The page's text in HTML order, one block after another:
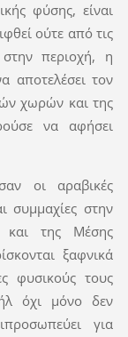
φύσης, είναι
ούτε από τις
περιοχή, η
αποτελέσει τον
χωρών και της
να αφήσει
οι αραβικές
συμμαχίες στην
και της Μέσης
ξαφνικά
φυσικούς τους
όχι μόνο δεν
για